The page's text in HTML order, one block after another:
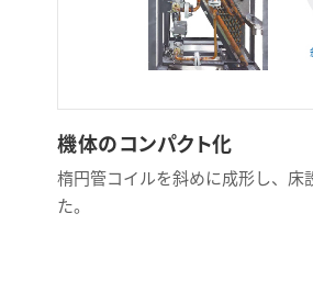
機体のコンパクト化
楕円管コイルを斜めに成形し、床
た。